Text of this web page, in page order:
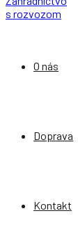
O nás
Doprava
Kontakt